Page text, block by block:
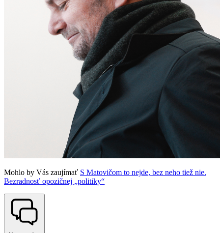
Mohlo by Vás zaujímať S Matovičom to nejde, bez neho tiež nie.
Bezradnosť opozičnej „politiky“